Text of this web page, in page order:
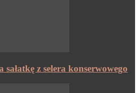
sałatkę z selera konserwowego